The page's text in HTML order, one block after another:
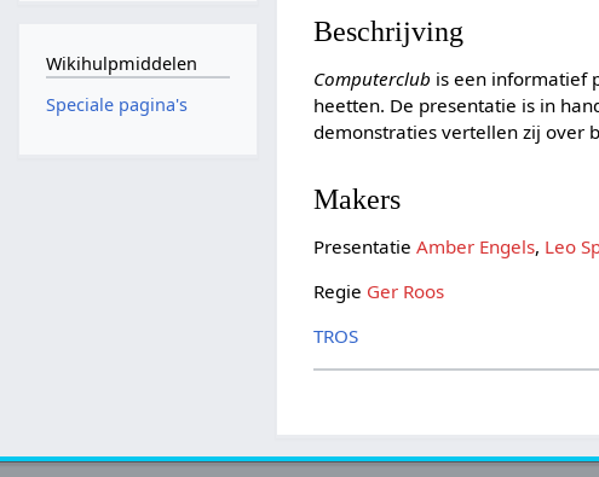
Beschrijving
Computerclub is een informatief
heetten. De presentatie is in
demonstraties vertellen zij over
Makers
PresentatieAmber Engels, Leo
Regie Ger Roos
TROS
Wikihulpmiddelen
Speciale pagina's